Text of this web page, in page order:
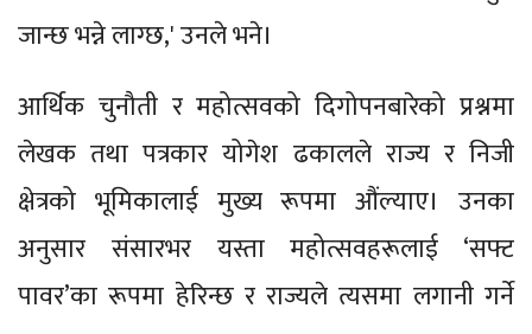
जान्छ भन्ने लाग्छ,' उनले भने।
आर्थिक चुनौती र महोत्सवको दिगोपनबारेको प्रश्नमा
लेखक तथा पत्रकार योगेश ढकालले राज्य र निजी
क्षेत्रको भूमिकालाई मुख्य रूपमा औंल्याए। उनका
अनुसार संसारभर यस्ता महोत्सवहरूलाई ‘सफ्ट
पावर’का रूपमा हेरिन्छ र राज्यले त्यसमा लगानी गर्ने